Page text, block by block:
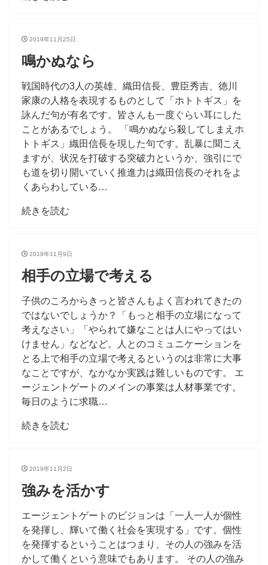
2019年11月25日
鳴かぬなら
戦国時代の3人の英雄、織田信長、豊臣秀吉、徳川
家康の人格を表現するものとして「ホトトギス」を
詠んだ句が有名です。皆さんも一度ぐらい耳にした
ことがあるでしょう。 「鳴かぬなら殺してしまえホ
トトギス」織田信長を現した句です。乱暴に聞こえ
ますが、状況を打破する突破力というか、強引にで
も道を切り開いていく推進力は織田信長のそれをよ
くあらわしている…
続きを読む
2019年11月9日
相手の立場で考える
子供のころからきっと皆さんもよく言われてきたの
ではないでしょうか？「もっと相手の立場になって
考えなさい」「やられて嫌なことは人にやってはい
けません」などなど。人とのコミュニケーションを
とる上で相手の立場で考えるというのは非常に大事
なことですが、なかなか実践は難しいものです。 エ
ージェントゲートのメインの事業は人材事業です。
毎日のように求職…
続きを読む
2019年11月2日
強みを活かす
エージェントゲートのビジョンは「一人一人が個性
を発揮し、輝いて働く社会を実現する」です。個性
を発揮するということはつまり、その人の強みを活
かして働くという意味でもあります。 その人の強み